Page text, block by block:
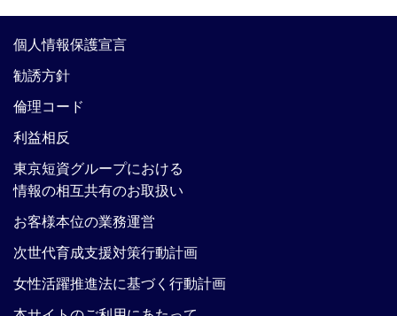
個人情報保護宣言
勧誘方針
倫理コード
利益相反
東京短資グループにおける
情報の相互共有のお取扱い
お客様本位の業務運営
次世代育成支援対策行動計画
女性活躍推進法に基づく行動計画